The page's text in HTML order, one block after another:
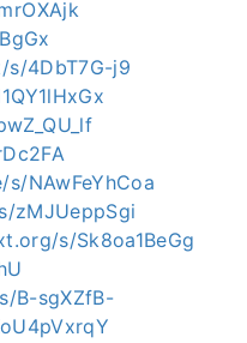
s/4DbT7G-j9
NAwFeYhCoa
zMJUeppSgi
s/Sk8oa1BeGg
B-sgXZfB-